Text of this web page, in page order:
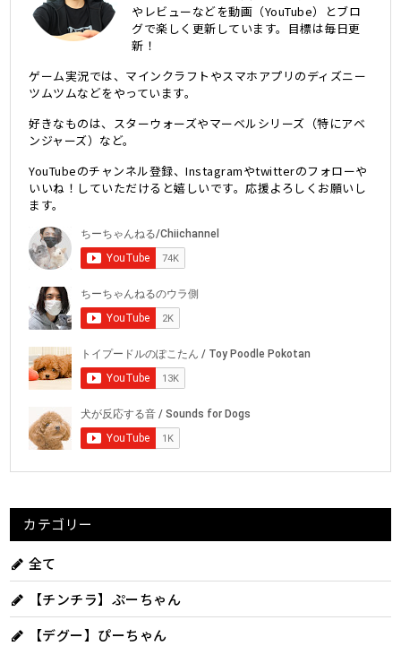
やレビューなどを動画（YouTube）とブロ
グで楽しく更新しています。目標は毎日更
新！
ゲーム実況では、マインクラフトやスマホアプリのディズニー
ツムツムなどをやっています。
好きなものは、スターウォーズやマーベルシリーズ（特にアベ
ンジャーズ）など。
YouTubeのチャンネル登録、Instagramやtwitterのフォローや
いいね！していただけると嬉しいです。応援よろしくお願いし
ます。
カテゴリー
全て
【チンチラ】ぷーちゃん
【デグー】ぴーちゃん